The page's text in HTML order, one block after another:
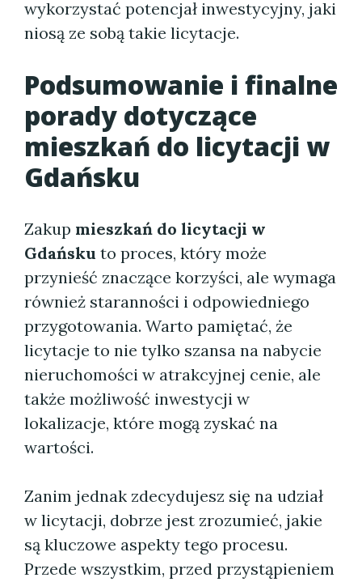
wykorzystać potencjał inwestycyjny, jaki
niosą ze sobą takie licytacje.
Podsumowanie i finalne
porady dotyczące
mieszkań do licytacji w
Gdańsku
Zakup mieszkań do licytacji w
Gdańsku to proces, który może
przynieść znaczące korzyści, ale wymaga
również staranności i odpowiedniego
przygotowania. Warto pamiętać, że
licytacje to nie tylko szansa na nabycie
nieruchomości w atrakcyjnej cenie, ale
także możliwość inwestycji w
lokalizacje, które mogą zyskać na
wartości.
Zanim jednak zdecydujesz się na udział
w licytacji, dobrze jest zrozumieć, jakie
są kluczowe aspekty tego procesu.
Przede wszystkim, przed przystąpieniem